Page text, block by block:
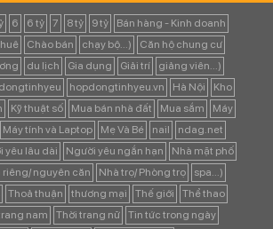
6 6 tỷ 7 8 tỷ 9 tỷ
Bán hàng - Kinh doanh
Chào bán chạy bộ...)
Căn hộ chung cư
du lịch Gia dụng Giải trí
giảng viên...)
hopdongtinhyeu.vn Hà Nội
Kho
Kỹ thuật số Mua bán nhà đất Mua sắm
Máy
Máy tính và Laptop Mẹ Và Bé nail
ndag.net
yêu lâu dài Người yêu ngắn hạn
Nhà mặt phố
riêng/ nguyên căn Nhà trọ/ Phòng trọ
spa...)
Thoả thuận thương mại Thế giới
Thể thao
nam Thời trang nữ
Tin tức trong ngày